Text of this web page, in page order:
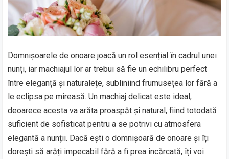
Domnișoarele de onoare joacă un rol esențial în cadrul unei
nunți, iar machiajul lor ar trebui să fie un echilibru perfect
între eleganță și naturalețe, subliniind frumusețea lor fără a
le eclipsa pe mireasă. Un machiaj delicat este ideal,
deoarece acesta va arăta proaspăt și natural, fiind totodată
suficient de sofisticat pentru a se potrivi cu atmosfera
elegantă a nunții. Dacă ești o domnișoară de onoare și îți
dorești să arăți impecabil fără a fi prea încărcată, îți voi